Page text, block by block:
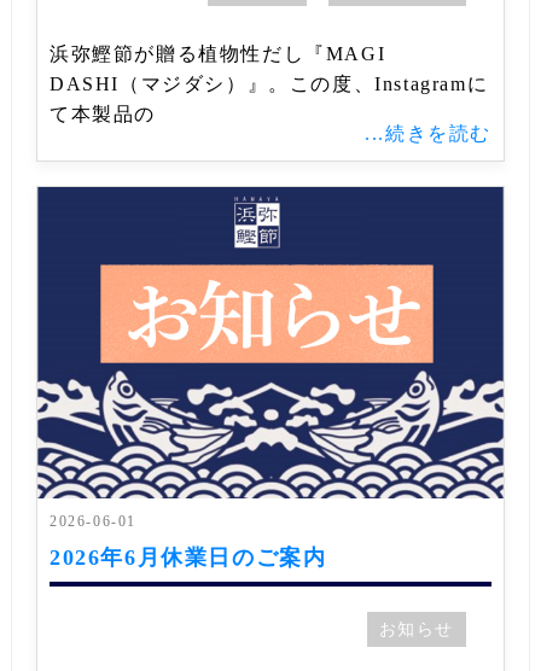
浜弥鰹節が贈る植物性だし『MAGI
DASHI（マジダシ）』。この度、Instagramに
て本製品の
...続きを読む
2026-06-01
2026年6月休業日のご案内
お知らせ